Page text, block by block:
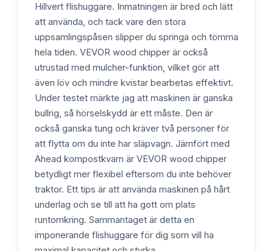
Hillvert flishuggare. Inmatningen är bred och lätt
att använda, och tack vare den stora
uppsamlingspåsen slipper du springa och tömma
hela tiden. VEVOR wood chipper är också
utrustad med mulcher-funktion, vilket gör att
även löv och mindre kvistar bearbetas effektivt.
Under testet märkte jag att maskinen är ganska
bullrig, så hörselskydd är ett måste. Den är
också ganska tung och kräver två personer för
att flytta om du inte har släpvagn. Jämfört med
Ahead kompostkvarn är VEVOR wood chipper
betydligt mer flexibel eftersom du inte behöver
traktor. Ett tips är att använda maskinen på hårt
underlag och se till att ha gott om plats
runtomkring. Sammantaget är detta en
imponerande flishuggare för dig som vill ha